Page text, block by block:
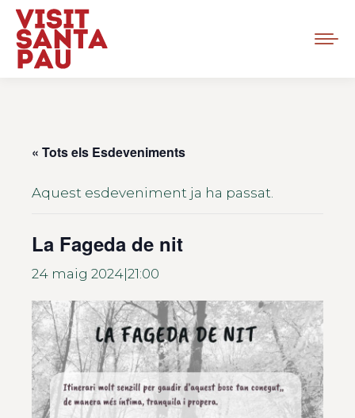
« Tots els Esdeveniments
Aquest esdeveniment ja ha passat.
La Fageda de nit
24 maig 2024|21:00